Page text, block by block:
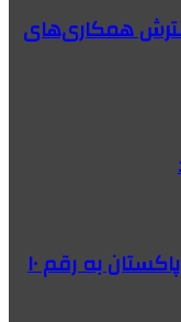
همکاری‌های
افزایش حجم تجارت بین ایران و پاکستان به رقم ۱۰